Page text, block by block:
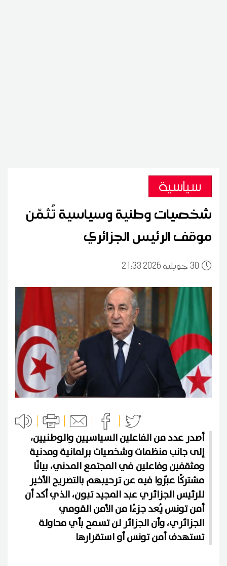
سياسية
شخصيات وطنية وسياسية تُثمّن
موقف الرئيس الجزائري
3021:33 2026 جويلية
أصدر عدد من الفاعلين السياسيين والوطنيين،
إلى جانب منظمات وشخصيات برلمانية ومدنية
ومثقفين وفاعلين في المجتمع المدني، بيانًا
مشتركًا عبّروا فيه عن ترحيبهم بالتصريح الأخير
للرئيس الجزائري عبد المجيد تبون، الذي أكد أن
أمن تونس يُعد جزءًا من الأمن القومي
الجزائري، وأن الجزائر لن تسمح بأي محاولة
تستهدف أمن تونس أو استقرارها